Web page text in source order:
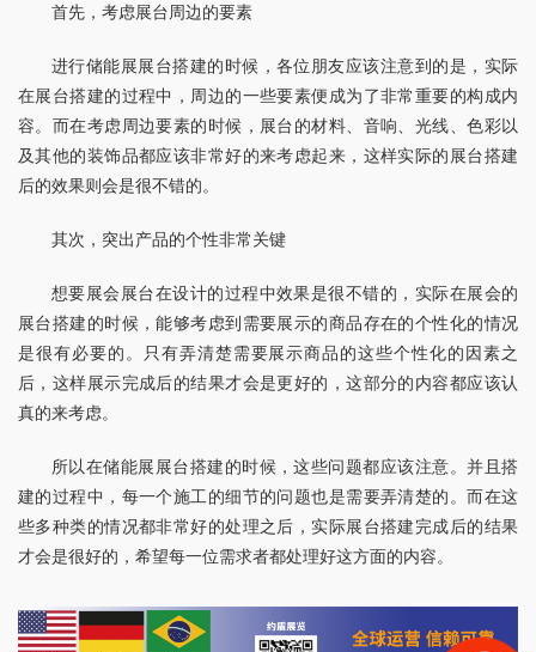
首先，考虑展台周边的要素
进行储能展展台搭建的时候，各位朋友应该注意到的是，实际
在展台搭建的过程中，周边的一些要素便成为了非常重要的构成内
容。而在考虑周边要素的时候，展台的材料、音响、光线、色彩以
及其他的装饰品都应该非常好的来考虑起来，这样实际的展台搭建
后的效果则会是很不错的。
其次，突出产品的个性非常关键
想要展会展台在设计的过程中效果是很不错的，实际在展会的
展台搭建的时候，能够考虑到需要展示的商品存在的个性化的情况
是很有必要的。只有弄清楚需要展示商品的这些个性化的因素之
后，这样展示完成后的结果才会是更好的，这部分的内容都应该认
真的来考虑。
所以在储能展展台搭建的时候，这些问题都应该注意。并且搭
建的过程中，每一个施工的细节的问题也是需要弄清楚的。而在这
些多种类的情况都非常好的处理之后，实际展台搭建完成后的结果
才会是很好的，希望每一位需求者都处理好这方面的内容。